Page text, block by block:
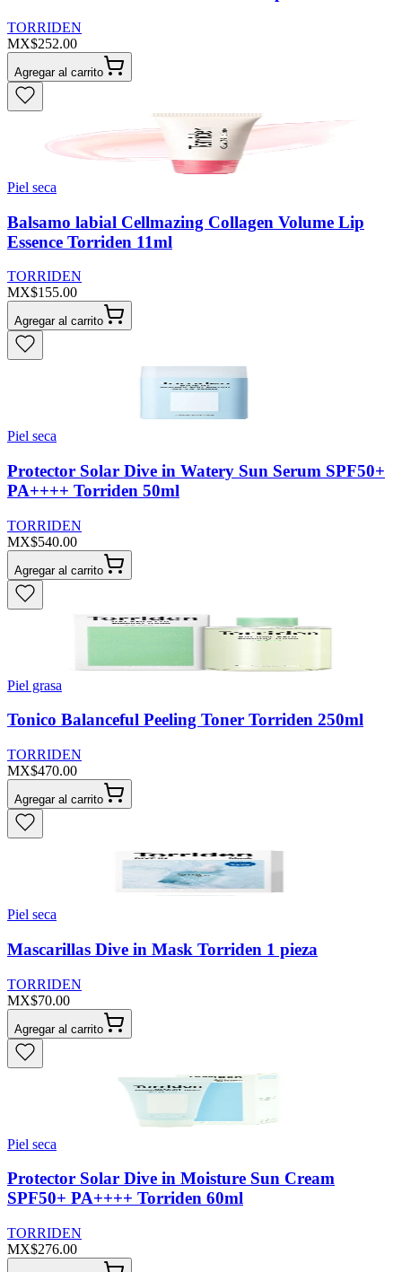
TORRIDEN
MX$252.00
Agregar al carrito
Piel seca
Balsamo labial Cellmazing Collagen Volume Lip
Essence Torriden 11ml
TORRIDEN
MX$155.00
Agregar al carrito
Piel seca
Protector Solar Dive in Watery Sun Serum SPF50+
PA++++ Torriden 50ml
TORRIDEN
MX$540.00
Agregar al carrito
Piel grasa
Tonico Balanceful Peeling Toner Torriden 250ml
TORRIDEN
MX$470.00
Agregar al carrito
Piel seca
Mascarillas Dive in Mask Torriden 1 pieza
TORRIDEN
MX$70.00
Agregar al carrito
Piel seca
Protector Solar Dive in Moisture Sun Cream
SPF50+ PA++++ Torriden 60ml
TORRIDEN
MX$276.00